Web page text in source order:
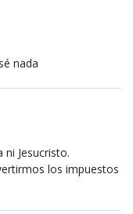
nada
Jesucristo.
los impuestos